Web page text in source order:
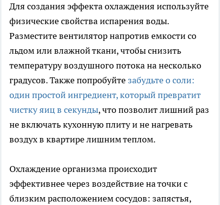
Для создания эффекта охлаждения используйте
физические свойства испарения воды.
Разместите вентилятор напротив емкости со
льдом или влажной ткани, чтобы снизить
температуру воздушного потока на несколько
градусов. Также попробуйте забудьте о соли:
один простой ингредиент, который превратит
чистку яиц в секунды, что позволит лишний раз
не включать кухонную плиту и не нагревать
воздух в квартире лишним теплом.
Охлаждение организма происходит
эффективнее через воздействие на точки с
близким расположением сосудов: запястья,